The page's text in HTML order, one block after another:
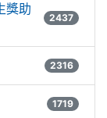
獎助
2437
2316
1719